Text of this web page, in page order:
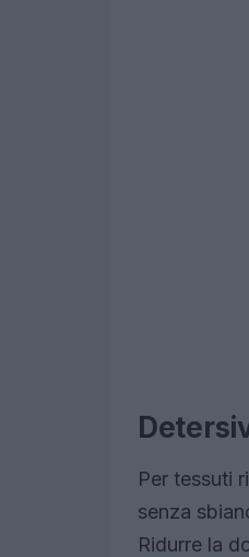
Per tessuti
senza
Ridurre la